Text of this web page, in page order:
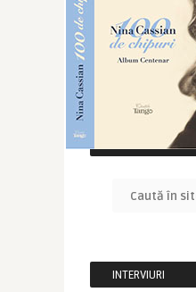
CAUTĂ ÎN SITE
INTERVIURI